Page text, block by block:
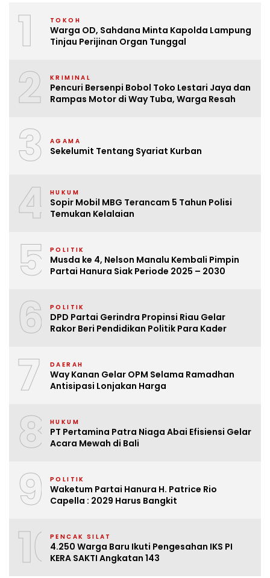
1 TOKOH
Warga OD, Sahdana Minta Kapolda Lampung
Tinjau Perijinan Organ Tunggal
2 KRIMINAL
Pencuri Bersenpi Bobol Toko Lestari Jaya dan
Rampas Motor di Way Tuba, Warga Resah
3 AGAMA
Sekelumit Tentang Syariat Kurban
4 HUKUM
Sopir Mobil MBG Terancam 5 Tahun Polisi
Temukan Kelalaian
5 POLITIK
Musda ke 4, Nelson Manalu Kembali Pimpin
Partai Hanura Siak Periode 2025 – 2030
6 POLITIK
DPD Partai Gerindra Propinsi Riau Gelar
Rakor Beri Pendidikan Politik Para Kader
7 DAERAH
Way Kanan Gelar OPM Selama Ramadhan
Antisipasi Lonjakan Harga
8 HUKUM
PT Pertamina Patra Niaga Abai Efisiensi Gelar
Acara Mewah di Bali
9 POLITIK
Waketum Partai Hanura H. Patrice Rio
Capella : 2029 Harus Bangkit
10PENCAK SILAT
4.250 Warga Baru Ikuti Pengesahan IKS PI
KERA SAKTI Angkatan 143